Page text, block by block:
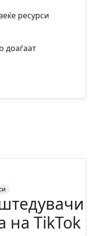
ресурси
доаѓаат
на TikTok